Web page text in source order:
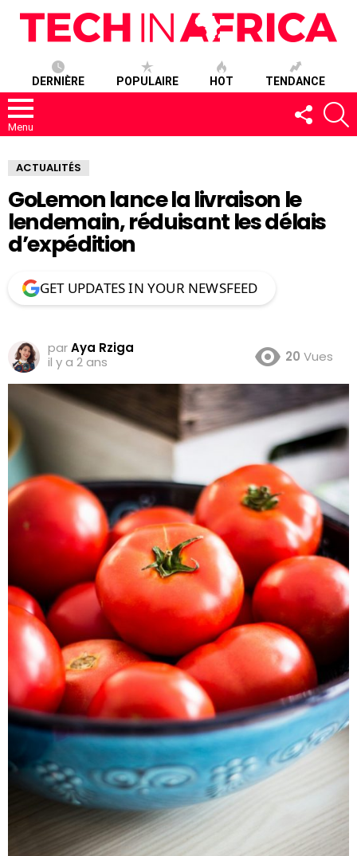
DERNIÈRE POPULAIRE HOT TENDANCE
Menu
SUIVEZ-
NOUS
ACTUALITÉS
GoLemon lance la livraison le
lendemain, réduisant les délais
d’expédition
GET UPDATES IN YOUR NEWSFEED
parAya Rziga
il y a 2 ans
20 Vues